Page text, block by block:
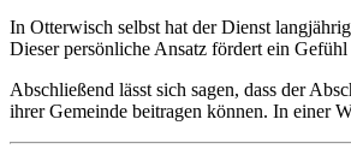
In Otterwisch selbst hat der Dienst
Dieser persönliche Ansatz fördert ein
Abschließend lässt sich sagen, dass der
ihrer Gemeinde beitragen können. In einer